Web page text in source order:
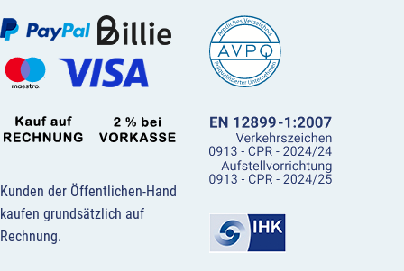
Kunden der Öffentlichen-Hand
kaufen grundsätzlich auf
Rechnung.